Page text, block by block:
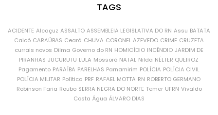
TAGS
ACIDENTE Alcaçuz ASSALTO ASSEMBLEIA LEGISLATIVA DO RN Assu BATATA
Caicó CARAÚBAS Ceará CHUVA CORONEL AZEVEDO CRIME CRUZETA
currais novos Dilma Governo do RN HOMICÍDIO INCÊNDIO JARDIM DE
PIRANHAS JUCURUTU LULA Mossoró NATAL Nilda NÉLTER QUEIROZ
Pagamento PARAÍBA PARELHAS Parnamirim POLÍCIA POLÍCIA CIVIL
POLÍCIA MILITAR Política PRF RAFAEL MOTTA RN ROBERTO GERMANO
Robinson Faria Roubo SERRA NEGRA DO NORTE Temer UFRN Vivaldo
Costa Água ÁLVARO DIAS